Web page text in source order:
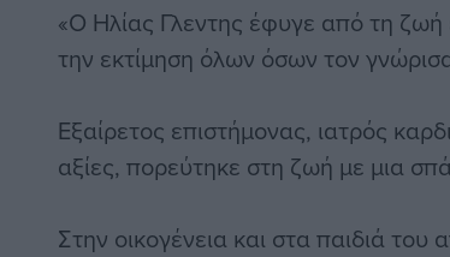
«Ο Ηλίας Γλεντης έφυγε από τη ζωή
την εκτίμηση όλων όσων τον
Εξαίρετος επιστήμονας, ιατρός
αξίες, πορεύτηκε στη ζωή με μια
Στην οικογένεια και στα παιδιά